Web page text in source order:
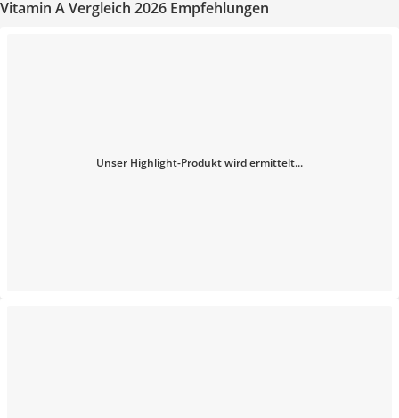
Vitamin A Vergleich 2026 Empfehlungen
Unser Highlight-Produkt wird ermittelt...